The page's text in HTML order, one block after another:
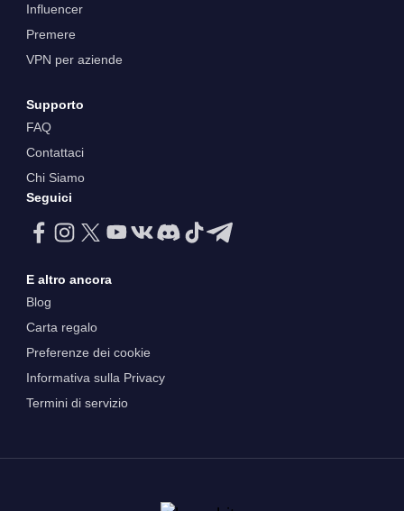
Influencer
Premere
VPN per aziende
Supporto
FAQ
Contattaci
Chi Siamo
Seguici
E altro ancora
Blog
Carta regalo
Preferenze dei cookie
Informativa sulla Privacy
Termini di servizio